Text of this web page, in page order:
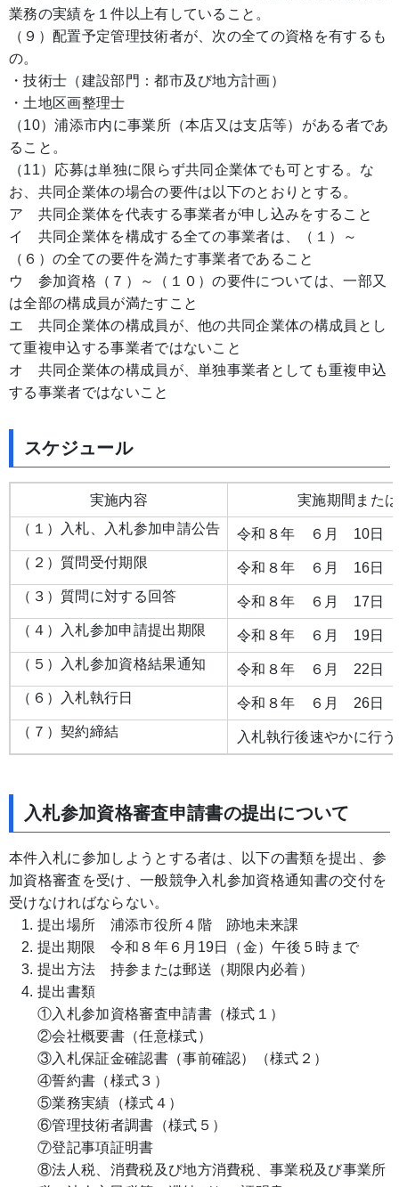
業務の実績を１件以上有していること。
（９）配置予定管理技術者が、次の全ての資格を有するも
の。
・技術士（建設部門：都市及び地方計画）
・土地区画整理士
（10）浦添市内に事業所（本店又は支店等）がある者であ
ること。
（11）応募は単独に限らず共同企業体でも可とする。な
お、共同企業体の場合の要件は以下のとおりとする。
ア 共同企業体を代表する事業者が申し込みをすること
イ 共同企業体を構成する全ての事業者は、（１）～
（６）の全ての要件を満たす事業者であること
ウ 参加資格（７）～（１０）の要件については、一部又
は全部の構成員が満たすこと
エ 共同企業体の構成員が、他の共同企業体の構成員とし
て重複申込する事業者ではないこと
オ 共同企業体の構成員が、単独事業者としても重複申込
する事業者ではないこと
スケジュール
実施内容
実施期間また
（１）入札、入札参加申請公告
令和８年 ６月 10日（
（２）質問受付期限
令和８年 ６月 16日（
（３）質問に対する回答
令和８年 ６月 17日（
（４）入札参加申請提出期限
令和８年 ６月 19日（
（５）入札参加資格結果通知
令和８年 ６月 22日（
（６）入札執行日
令和８年 ６月 26日（
（７）契約締結
入札執行後速やかに行う
入札参加資格審査申請書の提出について
本件入札に参加しようとする者は、以下の書類を提出、参
加資格審査を受け、一般競争入札参加資格通知書の交付を
受けなければならない。
提出場所 浦添市役所４階 跡地未来課
提出期限 令和８年６月19日（金）午後５時まで
提出方法 持参または郵送（期限内必着）
提出書類
①入札参加資格審査申請書（様式１）
②会社概要書（任意様式）
③入札保証金確認書（事前確認）（様式２）
④誓約書（様式３）
⑤業務実績（様式４）
⑥管理技術者調書（様式５）
⑦登記事項証明書
⑧法人税、消費税及び地方消費税、事業税及び事業所